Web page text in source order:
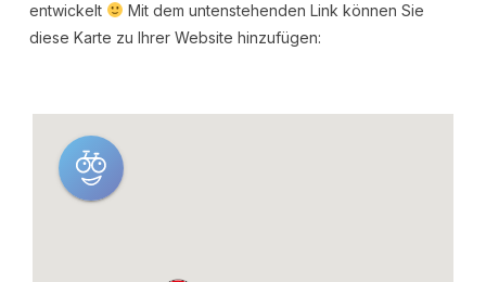
entwickelt
Mit dem untenstehenden Link können Sie
diese Karte zu Ihrer Website hinzufügen: